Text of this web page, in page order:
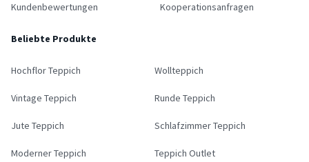
Kundenbewertungen Kooperationsanfragen
Beliebte Produkte
Hochflor Teppich Wollteppich
Vintage Teppich Runde Teppich
Jute Teppich Schlafzimmer Teppich
Moderner Teppich Teppich Outlet